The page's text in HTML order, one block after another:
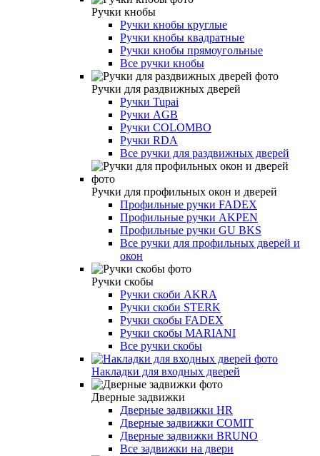
Ручки кнобы
Ручки кнобы круглые
Ручки кнобы квадратные
Ручки кнобы прямоугольные
Все ручки кнобы
Ручки для раздвижных дверей
Ручки Tupai
Ручки AGB
Ручки COLOMBO
Ручки RDA
Все ручки для раздвижных дверей
Ручки для профильных окон и дверей
Профильные ручки FADEX
Профильные ручки AKPEN
Профильные ручки GU BKS
Все ручки для профильных дверей и
окон
Ручки скобы
Ручки скоби AKRA
Ручки скоби STERK
Ручки скобы FADEX
Ручки скобы MARIANI
Все ручки скобы
Накладки для входных дверей
Дверные задвижки
Дверные задвижки HR
Дверные задвижки COMIT
Дверные задвижки BRUNO
Все задвижки на двери